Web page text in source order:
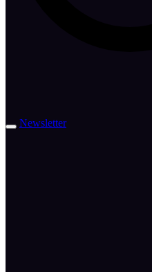
Newsletter